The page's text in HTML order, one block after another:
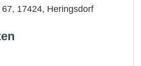
17424, Heringsdorf